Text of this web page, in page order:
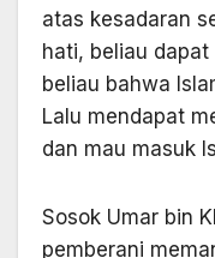
atas kesadaran
hati, beliau
beliau bahwa
Lalu mendapat
dan mau masuk
Sosok Umar bin
pemberani